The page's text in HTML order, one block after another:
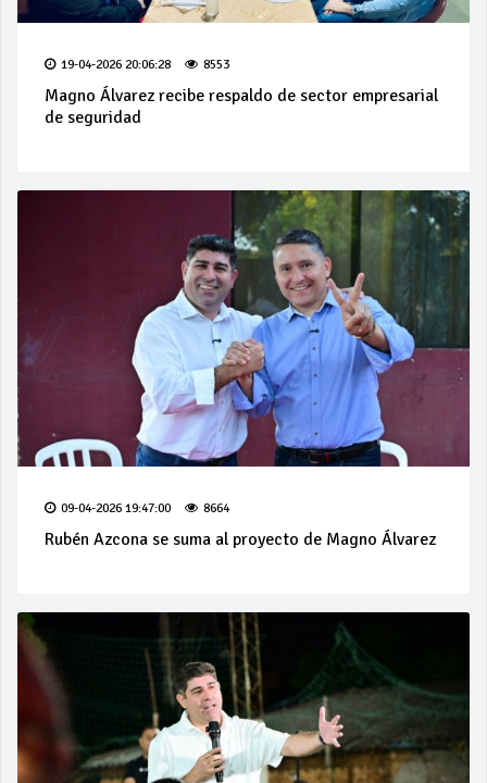
19-04-2026 20:06:28 8553
Magno Álvarez recibe respaldo de sector empresarial
de seguridad
09-04-2026 19:47:00 8664
Rubén Azcona se suma al proyecto de Magno Álvarez